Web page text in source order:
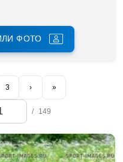
ФОТО
3 › »
/ 149